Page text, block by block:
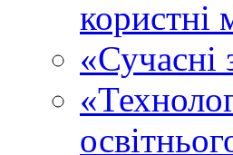
користні
«Сучасні